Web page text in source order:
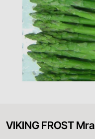
VIKING FROST